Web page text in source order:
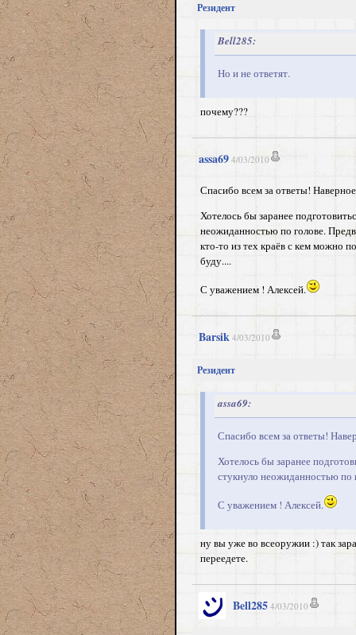
Резидент
Bell285:
Но и не ответят.
почему???
assa69 4/03/2010
Спасибо всем за ответы!
Хотелось бы заранее
неожиданностью по голове.
кто-то из тех краёв с кем можно
буду....
С уважением ! Алексей.
Barsik 4/03/2010
Резидент
assa69:
Спасибо всем за ответы!
Хотелось бы заранее
стукнуло неожиданностью по
С уважением ! Алексей.
ну вы уже во всеоружии :) так
переедете.
Bell285 4/03/2010